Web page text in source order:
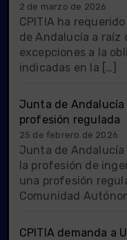
2 de marzo de 2026
CPITIA ha
de Andalucía a raíz
excepciones a la
indicadas en la […]
Junta de
profesión regulada
25 de febrero de 2026
Junta de
la profesión de
una profesión
Comunidad
CPITIA demanda a